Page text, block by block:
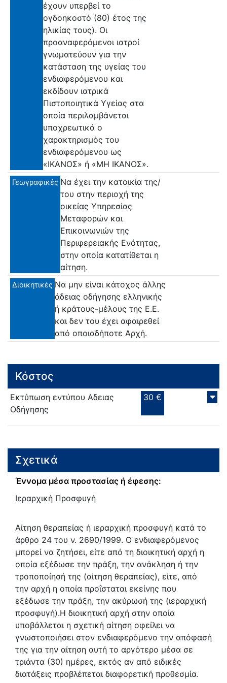
έχουν υπερβεί το
ογδοηκοστό (80) έτος της
ηλικίας τους). Οι
προαναφερόμενοι ιατροί
γνωματεύουν για την
κατάσταση της υγείας του
ενδιαφερόμενου και
εκδίδουν ιατρικά
Πιστοποιητικά Υγείας στα
οποία περιλαμβάνεται
υποχρεωτικά ο
χαρακτηρισμός του
ενδιαφερόμενου ως
«ΙΚΑΝΟΣ» ή «ΜΗ ΙΚΑΝΟΣ».
Γεωγραφικές Να έχει την κατοικία της/
του στην περιοχή της
οικείας Υπηρεσίας
Μεταφορών και
Επικοινωνιών της
Περιφερειακής Ενότητας,
στην οποία κατατίθεται η
αίτηση.
Διοικητικές Να μην είναι κάτοχος άλλης
άδειας οδήγησης ελληνικής
ή κράτους-μέλους της Ε.Ε.
και δεν του έχει αφαιρεθεί
από οποιαδήποτε Αρχή.
Κόστος
Εκτύπωση εντύπου Αδειας
Οδήγησης
30 €
Σχετικά
Έννομα μέσα προστασίας ή έφεσης:
Ιεραρχική Προσφυγή
Αίτηση θεραπείας ή ιεραρχική προσφυγή κατά το
άρθρο 24 του ν. 2690/1999. Ο ενδιαφερόμενος
μπορεί να ζητήσει, είτε από τη διοικητική αρχή η
οποία εξέδωσε την πράξη, την ανάκληση ή την
τροποποίησή της (αίτηση θεραπείας), είτε, από
την αρχή η οποία προΐσταται εκείνης που
εξέδωσε την πράξη, την ακύρωσή της (ιεραρχική
προσφυγή).Η διοικητική αρχή στην οποία
υποβάλλεται η σχετική αίτηση οφείλει να
γνωστοποιήσει στον ενδιαφερόμενο την απόφασή
της για την αίτηση αυτή το αργότερο μέσα σε
τριάντα (30) ημέρες, εκτός αν από ειδικές
διατάξεις προβλέπεται διαφορετική προθεσμία.